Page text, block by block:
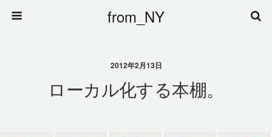
from_NY
2012年2月13日
ローカル化する本棚。